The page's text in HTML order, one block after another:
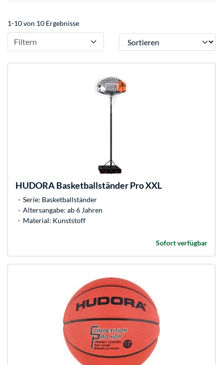
1-10 von 10 Ergebnisse
Filtern Sortieren
HUDORABasketballständer Pro XXL
Serie: Basketballständer
Altersangabe: ab 6 Jahren
Material: Kunststoff
Sofort verfügbar